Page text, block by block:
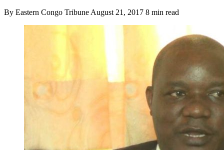
By Eastern Congo Tribune August 21, 2017 8 min read